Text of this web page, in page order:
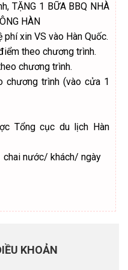
TẶNG 1 BỮA BBQ NHÀ
HÀN
xin VS vào Hàn Quốc.
theo chương trình.
chương trình.
chương trình (vào cửa 1
Tổng cục du lịch Hàn
chai nước/ khách/ ngày
KHOẢN